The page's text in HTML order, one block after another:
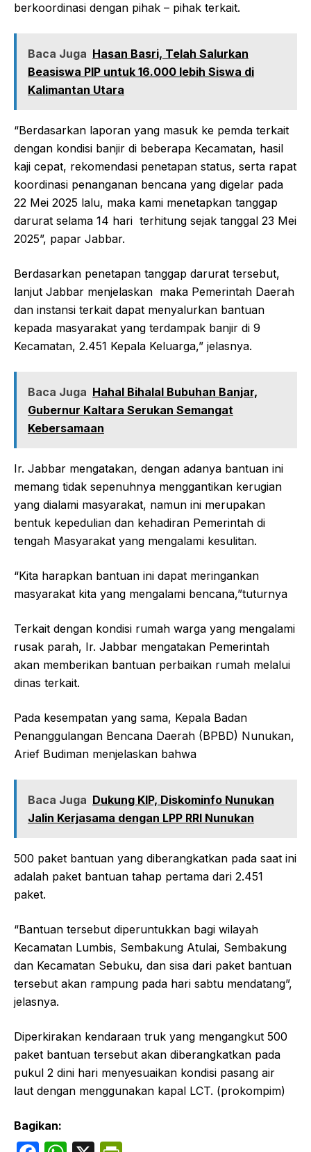
berkoordinasi dengan pihak – pihak terkait.
Baca Juga Hasan Basri, Telah Salurkan
Beasiswa PIP untuk 16.000 lebih Siswa di
Kalimantan Utara
“Berdasarkan laporan yang masuk ke pemda terkait
dengan kondisi banjir di beberapa Kecamatan, hasil
kaji cepat, rekomendasi penetapan status, serta rapat
koordinasi penanganan bencana yang digelar pada
22 Mei 2025 lalu, maka kami menetapkan tanggap
darurat selama 14 hari terhitung sejak tanggal 23 Mei
2025”, papar Jabbar.
Berdasarkan penetapan tanggap darurat tersebut,
lanjut Jabbar menjelaskan maka Pemerintah Daerah
dan instansi terkait dapat menyalurkan bantuan
kepada masyarakat yang terdampak banjir di 9
Kecamatan, 2.451 Kepala Keluarga,” jelasnya.
Baca Juga Hahal Bihalal Bubuhan Banjar,
Gubernur Kaltara Serukan Semangat
Kebersamaan
Ir. Jabbar mengatakan, dengan adanya bantuan ini
memang tidak sepenuhnya menggantikan kerugian
yang dialami masyarakat, namun ini merupakan
bentuk kepedulian dan kehadiran Pemerintah di
tengah Masyarakat yang mengalami kesulitan.
“Kita harapkan bantuan ini dapat meringankan
masyarakat kita yang mengalami bencana,”tuturnya
Terkait dengan kondisi rumah warga yang mengalami
rusak parah, Ir. Jabbar mengatakan Pemerintah
akan memberikan bantuan perbaikan rumah melalui
dinas terkait.
Pada kesempatan yang sama, Kepala Badan
Penanggulangan Bencana Daerah (BPBD) Nunukan,
Arief Budiman menjelaskan bahwa
Baca Juga Dukung KIP, Diskominfo Nunukan
Jalin Kerjasama dengan LPP RRI Nunukan
500 paket bantuan yang diberangkatkan pada saat ini
adalah paket bantuan tahap pertama dari 2.451
paket.
“Bantuan tersebut diperuntukkan bagi wilayah
Kecamatan Lumbis, Sembakung Atulai, Sembakung
dan Kecamatan Sebuku, dan sisa dari paket bantuan
tersebut akan rampung pada hari sabtu mendatang”,
jelasnya.
Diperkirakan kendaraan truk yang mengangkut 500
paket bantuan tersebut akan diberangkatkan pada
pukul 2 dini hari menyesuaikan kondisi pasang air
laut dengan menggunakan kapal LCT. (prokompim)
Bagikan: